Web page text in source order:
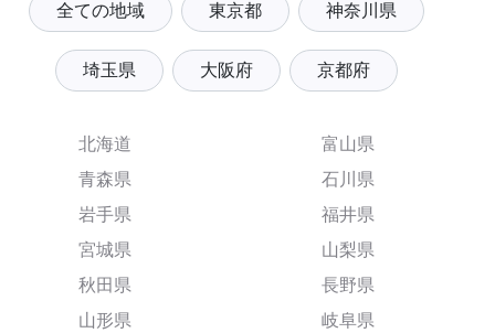
全ての地域 東京都 神奈川県
埼玉県 大阪府 京都府
北海道
青森県
岩手県
宮城県
秋田県
山形県
富山県
石川県
福井県
山梨県
長野県
岐阜県